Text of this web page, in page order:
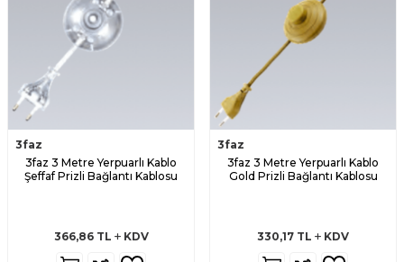
3faz
3faz 3 Metre Yerpuarlı Kablo
Şeffaf Prizli Bağlantı Kablosu
366,86TL KDV
3faz
3faz 3 Metre Yerpuarlı Kablo
Gold Prizli Bağlantı Kablosu
330,17 TL KDV